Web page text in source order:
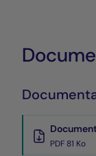
PDF 81 Ko